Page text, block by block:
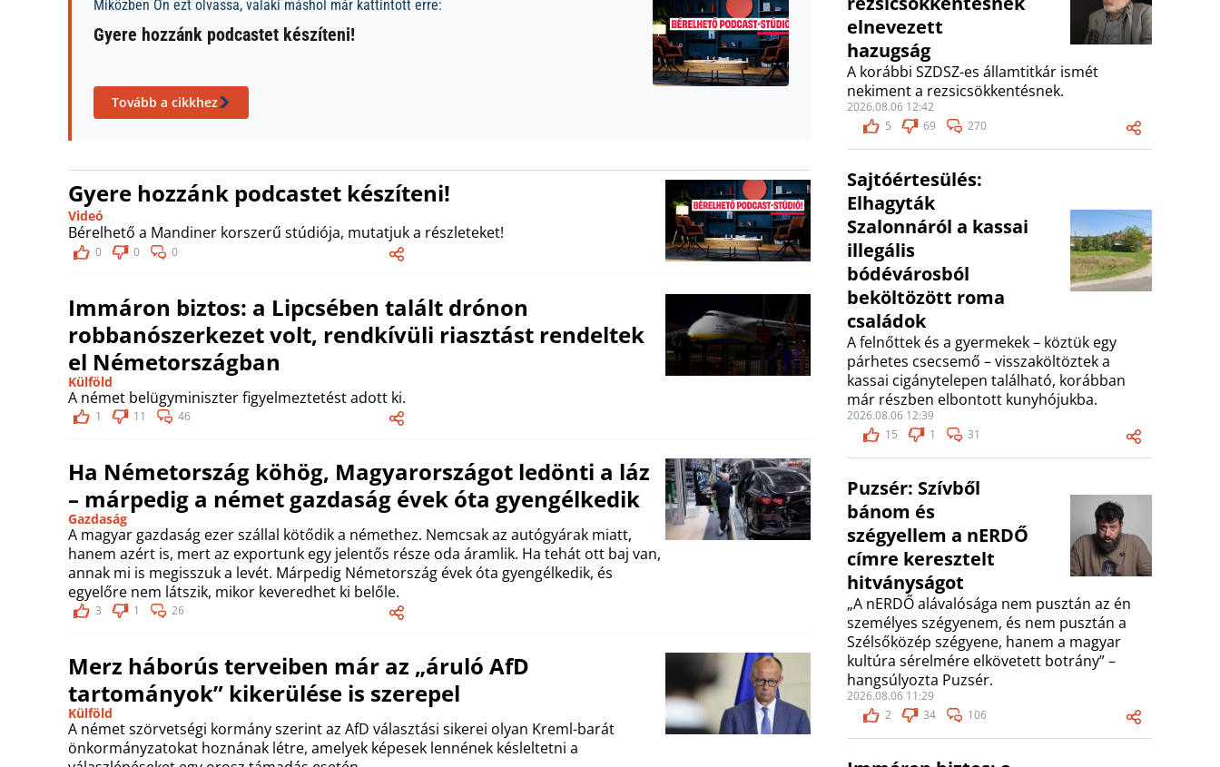
Miközben Ön ezt olvassa, valaki máshol már kattintott erre:
Gyere hozzánk podcastet készíteni!
Tovább a cikkhez
Gyere hozzánk podcastet készíteni!
Videó
Bérelhető a Mandiner korszerű stúdiója, mutatjuk a részleteket!
0 0 0
Immáron biztos: a Lipcsében talált drónon
robbanószerkezet volt, rendkívüli riasztást rendeltek
el Németországban
Külföld
A német belügyminiszter figyelmeztetést adott ki.
1 11 46
Ha Németország köhög, Magyarországot ledönti a láz
– márpedig a német gazdaság évek óta gyengélkedik
Gazdaság
A magyar gazdaság ezer szállal kötődik a némethez. Nemcsak az autógyárak miatt,
hanem azért is, mert az exportunk egy jelentős része oda áramlik. Ha tehát ott baj van,
annak mi is megisszuk a levét. Márpedig Németország évek óta gyengélkedik, és
egyelőre nem látszik, mikor keveredhet ki belőle.
3 1 26
Merz háborús terveiben már az „áruló AfD
tartományok” kikerülése is szerepel
Külföld
A német szörvetségi kormány szerint az AfD választási sikerei olyan Kreml-barát
önkormányzatokat hoznának létre, amelyek képesek lennének késleltetni a
elnevezett
hazugság
A korábbi SZDSZ-es államtitkár ismét
nekiment a rezsicsökkentésnek.
2026.08.06 12:42
5
69 270
Sajtóértesülés:
Elhagyták
Szalonnáról a kassai
illegális
bódévárosból
beköltözött roma
családok
A felnőttek és a gyermekek – köztük egy
párhetes csecsemő – visszaköltöztek a
kassai cigánytelepen található, korábban
már részben elbontott kunyhójukba.
2026.08.06 12:39
15
1 31
Puzsér: Szívből
bánom és
szégyellem a nERDŐ
címre keresztelt
hitványságot
„A nERDŐ alávalósága nem pusztán az én
személyes szégyenem, és nem pusztán a
Szélsőközép szégyene, hanem a magyar
kultúra sérelmére elkövetett botrány” –
hangsúlyozta Puzsér.
2026.08.06 11:29
2
34 106